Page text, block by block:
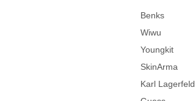
Benks
Wiwu
Youngkit
SkinArma
Karl Lagerfeld